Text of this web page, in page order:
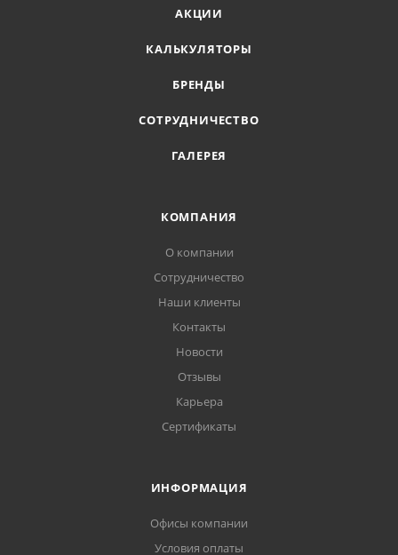
АКЦИИ
КАЛЬКУЛЯТОРЫ
БРЕНДЫ
СОТРУДНИЧЕСТВО
ГАЛЕРЕЯ
КОМПАНИЯ
О компании
Сотрудничество
Наши клиенты
Контакты
Новости
Отзывы
Карьера
Сертификаты
ИНФОРМАЦИЯ
Офисы компании
Условия оплаты